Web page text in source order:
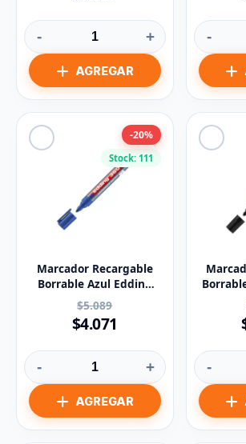
- + -
Stock: 111
-20%
Marcador Recargable
Borrable Azul Edding
Ref 360
$5.089
$4.071
- + -